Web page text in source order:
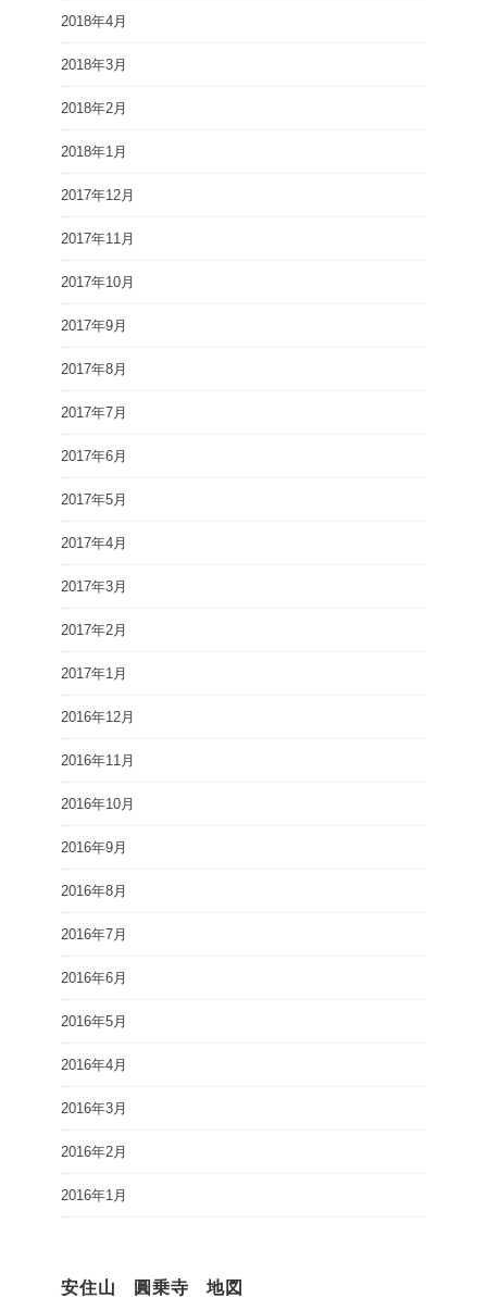
2018年4月
2018年3月
2018年2月
2018年1月
2017年12月
2017年11月
2017年10月
2017年9月
2017年8月
2017年7月
2017年6月
2017年5月
2017年4月
2017年3月
2017年2月
2017年1月
2016年12月
2016年11月
2016年10月
2016年9月
2016年8月
2016年7月
2016年6月
2016年5月
2016年4月
2016年3月
2016年2月
2016年1月
安住山 圓乗寺 地図